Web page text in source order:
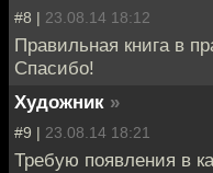
#8 | 23.08.14 18:12
Правильная книга в
Спасибо!
Художник »
#9 | 23.08.14 18:21
Требую появления в